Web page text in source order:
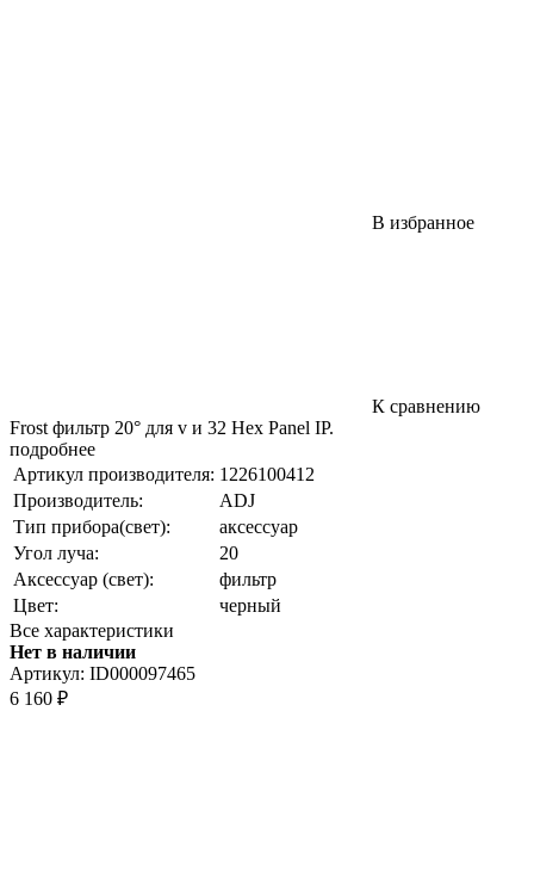
В избранное
К сравнению
Frost фильтр 20° для v и 32 Hex Panel IP.
подробнее
Артикул производителя: 1226100412
Производитель:
ADJ
Тип прибора(свет):
аксессуар
Угол луча:
20
Аксессуар (свет):
фильтр
Цвет:
черный
Все характеристики
Нет в наличии
Артикул: ID000097465
6 160 ₽